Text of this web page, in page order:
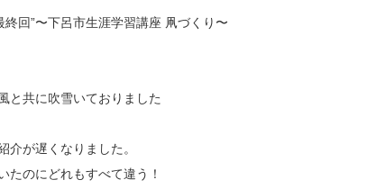
終回”〜下呂市生涯学習講座 凧づくり〜
と共に吹雪いておりました
介が遅くなりました。
たのにどれもすべて違う！